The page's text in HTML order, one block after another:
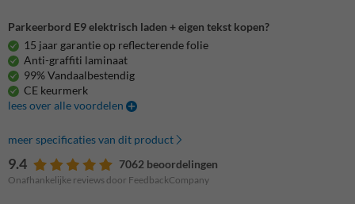
Parkeerbord E9 elektrisch laden + eigen tekst kopen?
15 jaar garantie op reflecterende folie
Anti-graffiti laminaat
99% Vandaalbestendig
CE keurmerk
lees over alle voordelen
meer specificaties van dit product
9.4 7062 beoordelingen
Onafhankelijke reviews door FeedbackCompany